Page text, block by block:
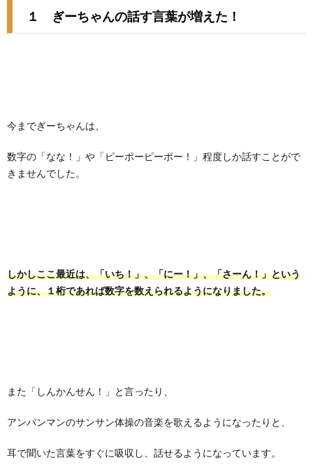
１ ぎーちゃんの話す言葉が増えた！
今までぎーちゃんは、
数字の「なな！」や「ピーポーピーポー！」程度しか話すことがで
きませんでした。
しかしここ最近は、「いち！」、「にー！」、「さーん！」という
ように、１桁であれば数字を数えられるようになりました。
また「しんかんせん！」と言ったり、
アンパンマンのサンサン体操の音楽を歌えるようになったりと、
耳で聞いた言葉をすぐに吸収し、話せるようになっています。